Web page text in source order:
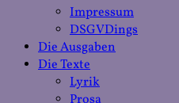
Impressum
DSGVDings
Die Ausgaben
Die Texte
Lyrik